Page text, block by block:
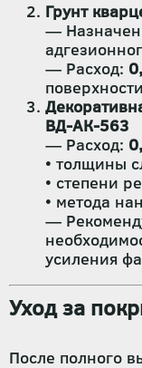
Грунт
—
— Расход:
ВД-АК-563
— Расход:
• толщины
• степени
• метода
—
усиления
Уход за
После полного